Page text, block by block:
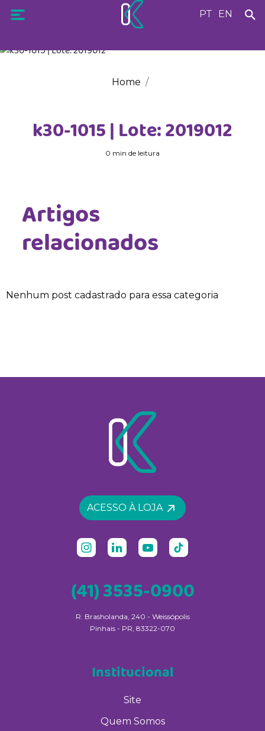
PT EN
Home
k30-1015 | Lote: 2019012
0 min de leitura
Artigos
relacionados
Nenhum post cadastrado para essa categoria
ACESSO À LOJA
(41) 3535-0900
R. Brasholanda, 240 - Weissópolis
Pinhais - PR, 83322-070
Institucional
Site
Quem Somos